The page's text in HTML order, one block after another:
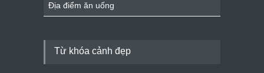
Địa điểm ăn uống
Từ khóa cảnh đẹp